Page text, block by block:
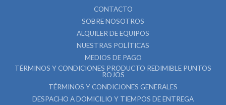
CONTACTO
SOBRE NOSOTROS
ALQUILER DE EQUIPOS
NUESTRAS POLÍTICAS
MEDIOS DE PAGO
TÉRMINOS Y CONDICIONES PRODUCTO REDIMIBLE PUNTOS
ROJOS
TÉRMINOS Y CONDICIONES GENERALES
DESPACHO A DOMICILIO Y TIEMPOS DE ENTREGA